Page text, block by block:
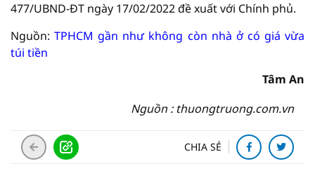
477/UBND-ĐT ngày 17/02/2022 đề xuất với Chính phủ.
Nguồn:TPHCM gần như không còn nhà ở có giá vừa
túi tiền
Tâm An
Nguồn : thuongtruong.com.vn
CHIA SẺ